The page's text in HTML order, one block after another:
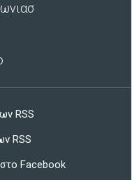
RSS
RSS
Facebook